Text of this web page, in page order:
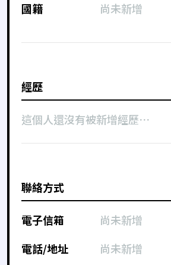
國籍
尚未新增
經歷
這個人還沒有被新增經歷⋯
聯絡方式
電子信箱
尚未新增
電話/地址
尚未新增